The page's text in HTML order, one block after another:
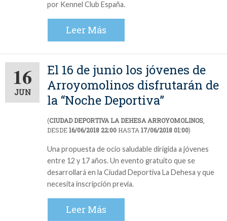
por Kennel Club España.
Leer Más
16
JUN
El 16 de junio los jóvenes de
Arroyomolinos disfrutarán de
la “Noche Deportiva”
(CIUDAD DEPORTIVA LA DEHESA ARROYOMOLINOS
DESDE16/06/2018 22:00 HASTA 17/06/2018 01:00)
Una propuesta de ocio saludable dirigida a jóvenes
entre 12 y 17 años. Un evento gratuito que se
desarrollará en la Ciudad Deportiva La Dehesa y que
necesita inscripción previa.
Leer Más